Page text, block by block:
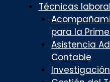
Técnicas
para la
Asistencia
Contable